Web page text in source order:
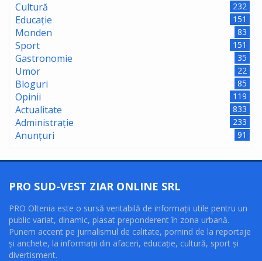
Cultură 232
Educație 151
Monden 83
Sport 151
Gastronomie 35
Umor 22
Bloguri 85
Opinii 119
Actualitate 833
Administrație 233
Anunțuri 91
PRO SUD-VEST ZIAR ONLINE SRL
PRO Oltenia este o sursă veritabilă de informaţii utile pentru un
public variat, dinamic, plasat preponderent în zona urbană.
Punem accent pe jurnalismul de calitate, pornind de la reportaje
şi anchete, la informaţii din afaceri, educaţie, cultură, sport şi
divertisment.